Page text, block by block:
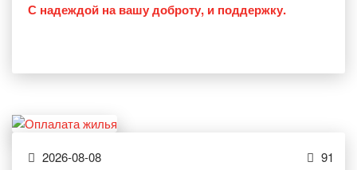
С надеждой на вашу доброту, и поддержку.
2026-08-08 91